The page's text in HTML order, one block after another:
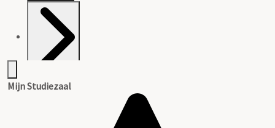
Mijn Studiezaal